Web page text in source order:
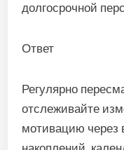
долгосрочной
Ответ
Регулярно
отслеживайте
мотивацию через